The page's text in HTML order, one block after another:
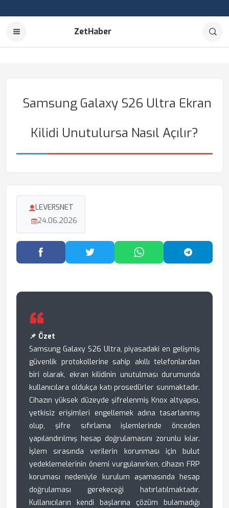
ZetHaber
Samsung Galaxy S26 Ultra Ekran
Kilidi Unutulursa Nasıl Açılır?
LEVERSNET
24.06.2026
Facebook'ta PaylaşTwitter'da PaylaşWhatsApp'ta Paylaş
📌 Özet
Samsung Galaxy S26 Ultra, piyasadaki en gelişmiş
güvenlik protokollerine sahip akıllı telefonlardan
biri olarak, ekran kilidinin unutulması durumunda
kullanıcılara oldukça katı prosedürler sunmaktadır.
Cihazın yüksek düzeyde şifrelenmiş Knox altyapısı,
yetkisiz erişimleri engellemek adına tasarlanmış
olup, şifre sıfırlama işlemlerinde önceden
yapılandırılmış hesap doğrulamasını zorunlu kılar.
İşlem sırasında verilerin korunması için bulut
yedeklemelerinin önemi vurgulanırken, cihazın FRP
koruması nedeniyle kurulum aşamasında hesap
doğrulaması gerekeceği hatırlatılmaktadır.
Kullanıcıların kendi başlarına çözüm bulamadığı